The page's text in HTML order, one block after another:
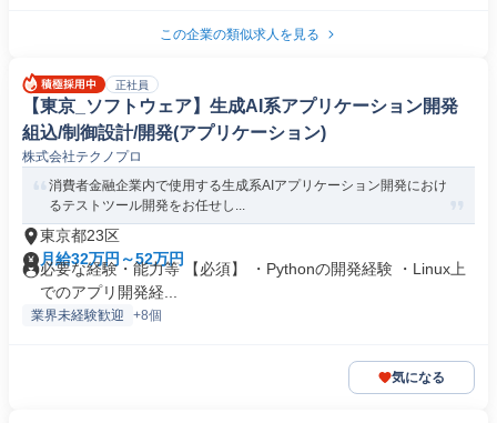
この企業の類似求人を見る
正社員
【東京_ソフトウェア】生成AI系アプリケーション開発
組込/制御設計/開発(アプリケーション)
株式会社テクノプロ
消費者金融企業内で使用する生成系AIアプリケーション開発におけ
るテストツール開発をお任せし...
東京都23区
月給32万円～52万円
必要な経験・能力等 【必須】 ・Pythonの開発経験 ・Linux上
でのアプリ開発経...
業界未経験歓迎 +8個
気になる